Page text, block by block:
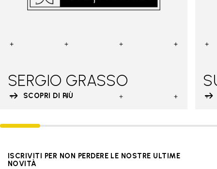
SERGIO GRASSO
SCOPRI DI PIÙ
ISCRIVITI PER NON PERDERE LE NOSTRE ULTIME
NOVITÀ